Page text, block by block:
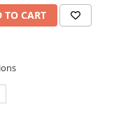
TO CART